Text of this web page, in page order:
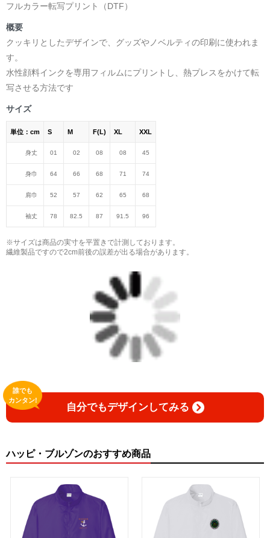
フルカラー転写プリント（DTF）
概要
クッキリとしたデザインで、グッズやノベルティの印刷に使われま
す。
水性顔料インクを専用フィルムにプリントし、熱プレスをかけて転
写させる方法です
サイズ
単位：cm S M F(L) XL XXL
身丈 01 02 08 08 45
身巾 64 66 68 71 74
肩巾 52 57 62 65 68
袖丈 78 82.5 87 91.5 96
※サイズは商品の実寸を平置きで計測しております。
繊維製品ですので2cm前後の誤差が出る場合があります。
自分でもデザインしてみる
誰でも
カンタン!
ハッピ・ブルゾンのおすすめ商品